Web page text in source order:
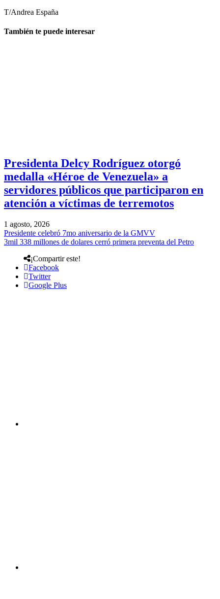
T/Andrea España
También te puede interesar
Presidenta Delcy Rodríguez otorgó
medalla «Héroe de Venezuela» a
servidores públicos que participaron en
atención a víctimas de terremotos
1 agosto, 2026
Presidente celebró 7mo aniversario de la GMVV
3mil 338 millones de dolares cerró primera preventa del Petro
¡Compartir este!
Facebook
Twitter
Google Plus